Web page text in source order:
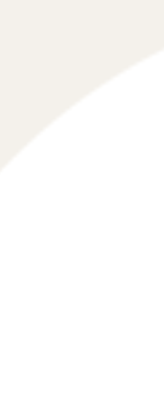
опытных
Оставьте свой